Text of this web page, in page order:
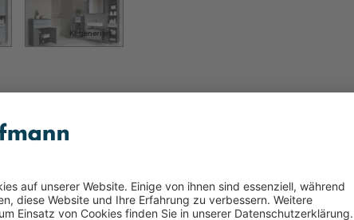
KI-generiert
seinem auffälligen mehrfarbigen Design jeden Raum